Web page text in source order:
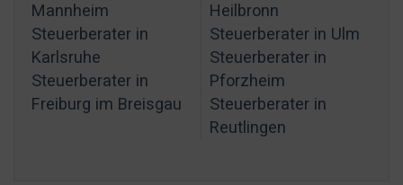
Mannheim
Steuerberater in
Karlsruhe
Steuerberater in
Freiburg im Breisgau
Heilbronn
Steuerberater in Ulm
Steuerberater in
Pforzheim
Steuerberater in
Reutlingen